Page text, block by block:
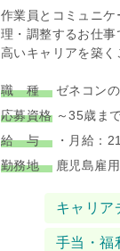
作業員とコミュニ
理・調整するお仕
高いキャリアを築く
職 種ゼネコン
応募資格～35歳ま
給 与・月給：
勤務地鹿児島雇用
キャリア
手当・福